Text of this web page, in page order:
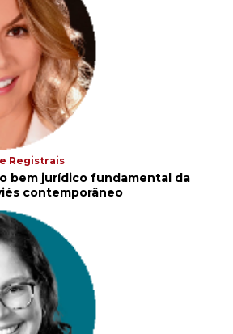
Registrais
bem jurídico fundamental da
contemporâneo